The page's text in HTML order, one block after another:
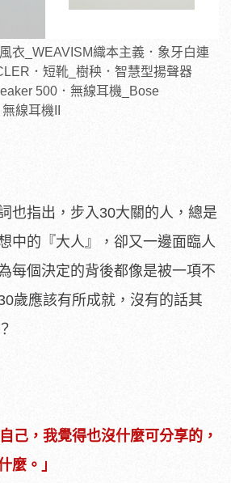
衣_WEAVISM織本主義．象牙白連
．短靴_樹秧．智慧型揚聲器
500．無線耳機_Bose
線耳機II
也指出，步入30大關的人，總是
中的『大人』，卻又一邊面臨人
每個決定的背後都像是被一項不
歲應該有所成就，沒有的話其
己，我覺得也沒什麼可分享的，
麼。」